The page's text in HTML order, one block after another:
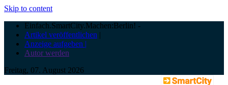
Skip to content
Einfach.SmartCity.Machen:Berlin! -
Artikel veröffentlichen |
Anzeige aufgeben |
Autor werden
Freitag, 07. August 2026